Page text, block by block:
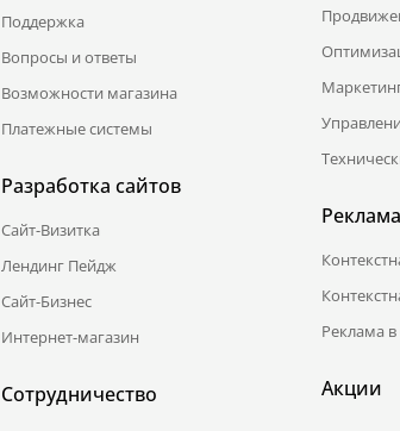
Поддержка
Вопросы и ответы
Возможности магазина
Платежные системы
Разработка сайтов
Сайт-Визитка
Лендинг Пейдж
Сайт-Бизнес
Интернет-магазин
Сотрудничество
Реклама
Реклама в
Акции